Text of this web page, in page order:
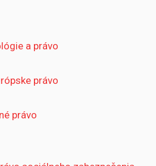
a právo
právo
právo